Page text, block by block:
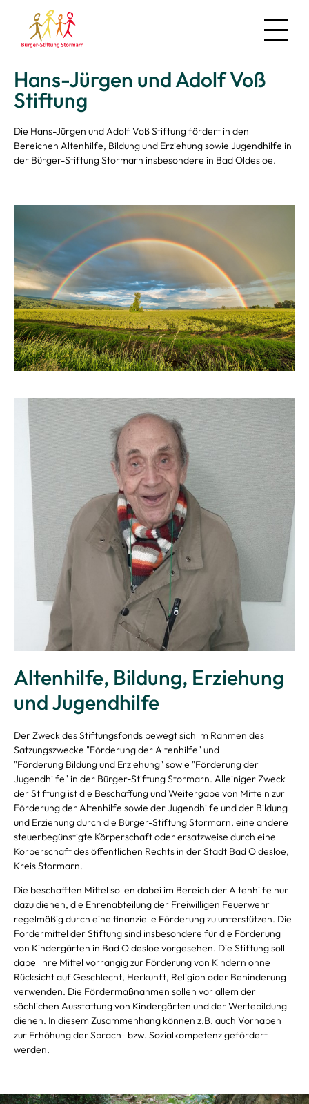
News
Über uns
Regionales
Projekte
Mitmachen
Kontakt
Hans-Jürgen und Adolf Voß
Stiftung
Die Hans-Jürgen und Adolf Voß Stiftung fördert in den
Bereichen Altenhilfe, Bildung und Erziehung sowie Jugendhilfe in
der Bürger-Stiftung Stormarn insbesondere in Bad Oldesloe.
Altenhilfe, Bildung, Erziehung
und Jugendhilfe
Der Zweck des Stiftungsfonds bewegt sich im Rahmen des
Satzungszwecke "Förderung der Altenhilfe" und
"Förderung Bildung und Erziehung" sowie "Förderung der
Jugendhilfe" in der Bürger-Stiftung Stormarn. Alleiniger Zweck
der Stiftung ist die Beschaffung und Weitergabe von Mitteln zur
Förderung der Altenhilfe sowie der Jugendhilfe und der Bildung
und Erziehung durch die Bürger-Stiftung Stormarn, eine andere
steuerbegünstigte Körperschaft oder ersatzweise durch eine
Körperschaft des öffentlichen Rechts in der Stadt Bad Oldesloe,
Kreis Stormarn.
Die beschafften Mittel sollen dabei im Bereich der Altenhilfe nur
dazu dienen, die Ehrenabteilung der Freiwilligen Feuerwehr
regelmäßig durch eine finanzielle Förderung zu unterstützen. Die
Fördermittel der Stiftung sind insbesondere für die Förderung
von Kindergärten in Bad Oldesloe vorgesehen. Die Stiftung soll
dabei ihre Mittel vorrangig zur Förderung von Kindern ohne
Rücksicht auf Geschlecht, Herkunft, Religion oder Behinderung
verwenden. Die Fördermaßnahmen sollen vor allem der
sächlichen Ausstattung von Kindergärten und der Wertebildung
dienen. In diesem Zusammenhang können z.B. auch Vorhaben
zur Erhöhung der Sprach- ­bzw. Sozialkompetenz gefördert
werden.